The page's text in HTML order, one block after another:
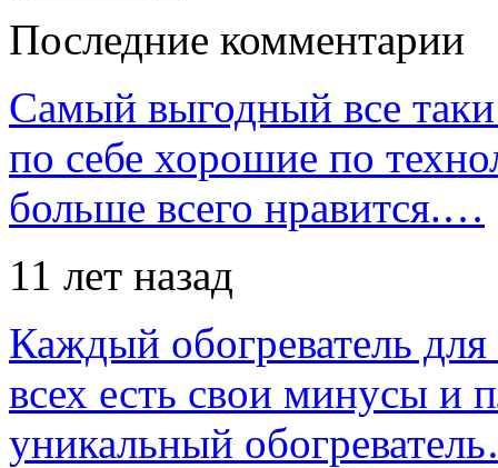
Последние комментарии
Самый выгодный все таки
по себе хорошие по
больше всего нравится.…
11 лет назад
Каждый обогреватель
всех есть свои минусы и
уникальный